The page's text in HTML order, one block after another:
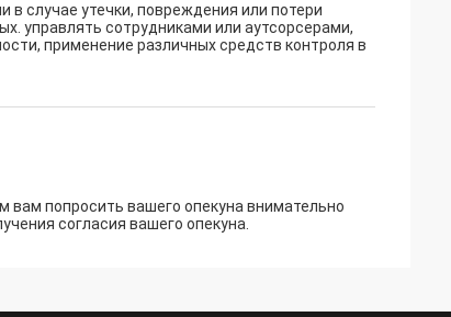
случае утечки, повреждения или потери
управлять сотрудниками или аутсорсерами,
применение различных средств контроля в
попросить вашего опекуна внимательно
согласия вашего опекуна.